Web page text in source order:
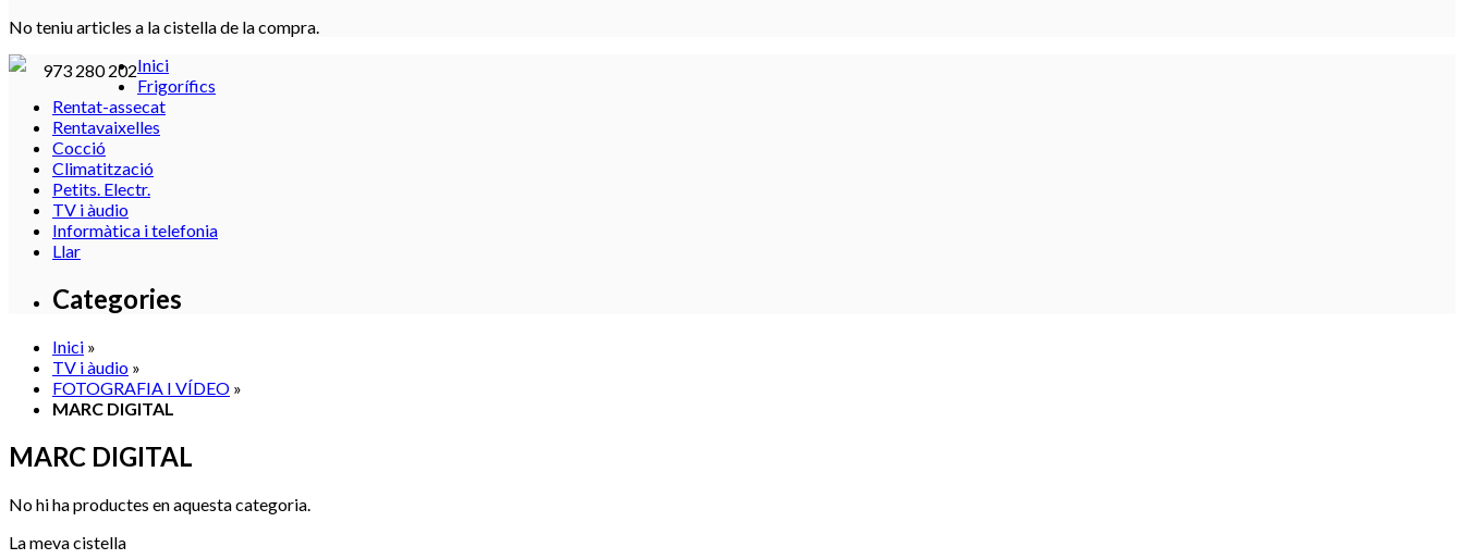
No teniu articles a la cistella de la compra.
973 280 202Inici
Frigorífics
Rentat-assecat
Rentavaixelles
Cocció
Climatització
Petits. Electr.
TV i àudio
Informàtica i telefonia
Llar
Categories
Inici »
TV i àudio »
FOTOGRAFIA I VÍDEO »
MARC DIGITAL
MARC DIGITAL
No hi ha productes en aquesta categoria.
La meva cistella